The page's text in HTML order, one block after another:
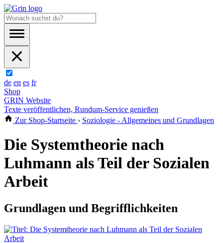
de en es fr
Shop
GRIN Website
Texte veröffentlichen, Rundum-Service genießen
Zur Shop-Startseite › Soziologie - Allgemeines und Grundlagen
Die Systemtheorie nach
Luhmann als Teil der Sozialen
Arbeit
Grundlagen und Begrifflichkeiten